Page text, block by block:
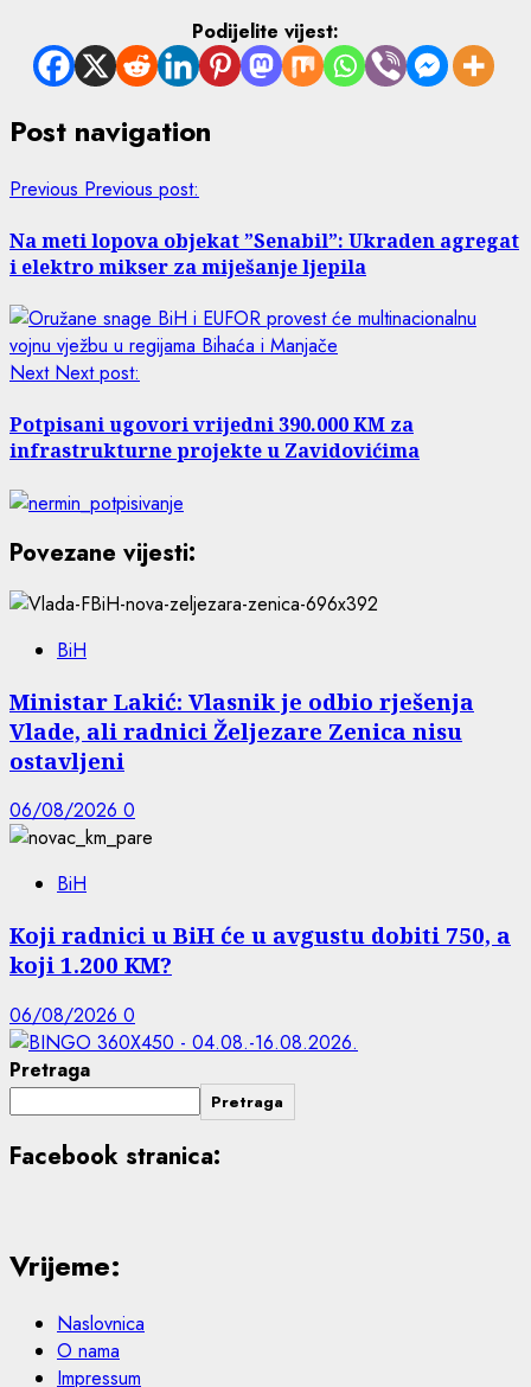
Podijelite vijest:
Post navigation
Previous Previous post:
Na meti lopova objekat ”Senabil”: Ukraden agregat
i elektro mikser za miješanje ljepila
Next Next post:
Potpisani ugovori vrijedni 390.000 KM za
infrastrukturne projekte u Zavidovićima
Povezane vijesti:
BiH
Ministar Lakić: Vlasnik je odbio rješenja
Vlade, ali radnici Željezare Zenica nisu
ostavljeni
06/08/2026 0
BiH
Koji radnici u BiH će u avgustu dobiti 750, a
koji 1.200 KM?
06/08/2026 0
Pretraga
Pretraga
Facebook stranica:
Vrijeme:
Naslovnica
O nama
Impressum